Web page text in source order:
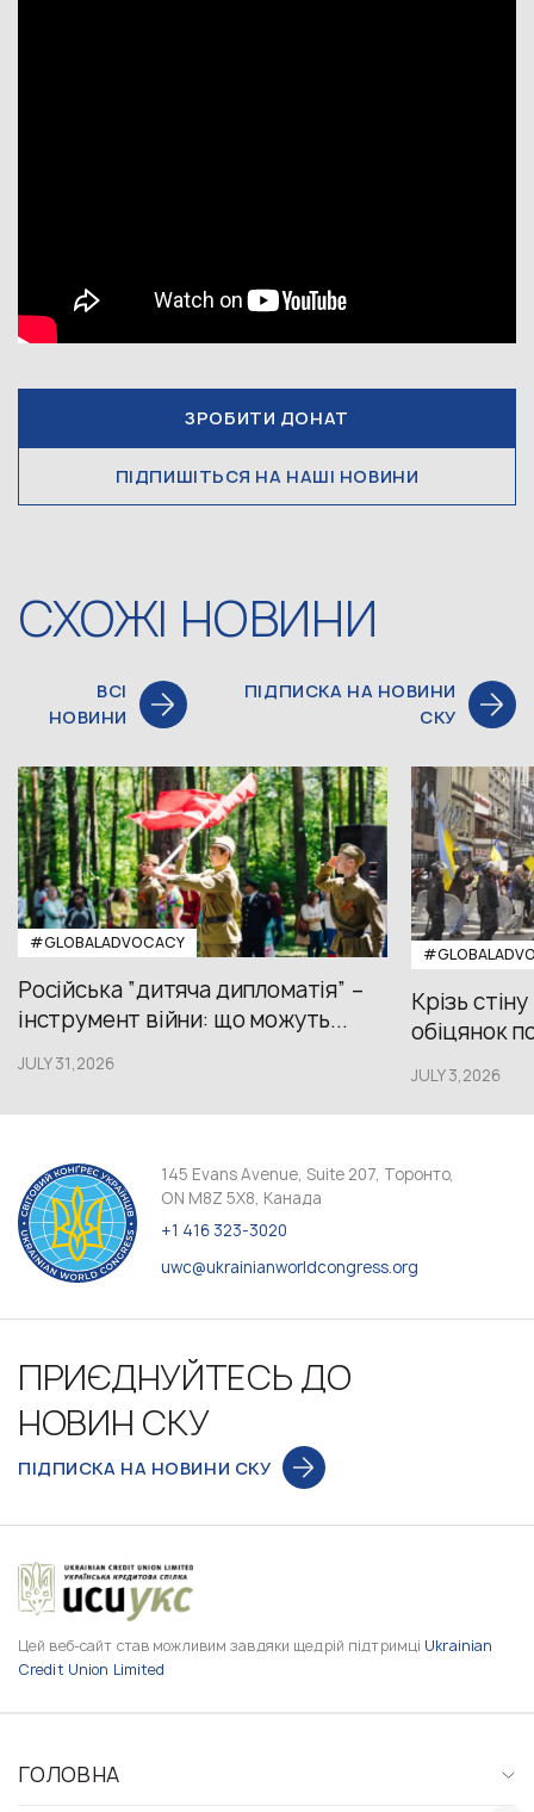
ЗРОБИТИ ДОНАТ
ПІДПИШІТЬСЯ НА НАШІ НОВИНИ
СХОЖІ НОВИНИ
ВСІ
НОВИНИ
ПІДПИСКА НА НОВИНИ
СКУ
#GLOBALADVOCACY
Російська “дитяча дипломатія” –
інструмент війни: що можуть...
JULY 31,2026
Крізь
обіцянок
JULY 3,2026
145 Evans Avenue, Suite 207, Торонто,
ON M8Z 5X8, Канада
+1 416 323-3020
uwc@ukrainianworldcongress.org
ПРИЄДНУЙТЕСЬ ДО
НОВИН СКУ
ПІДПИСКА НА НОВИНИ СКУ
Цей веб-сайт став можливим завдяки щедрій підтримці Ukrainian
Credit Union Limited
ГОЛОВНА